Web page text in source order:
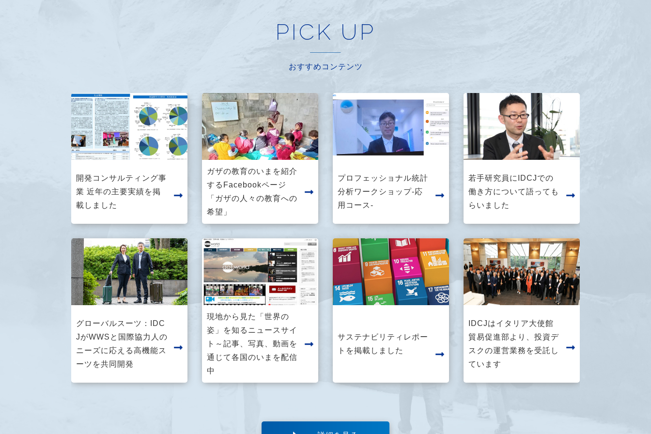
PICK UP
おすすめコンテンツ
開発コンサルティング事
業 近年の主要実績を掲
載しました
ガザの教育のいまを紹介
するFacebookページ
「ガザの人々の教育への
希望」
プロフェッショナル統計
分析ワークショップ-応
用コース-
若手研究員にIDCJでの
働き方について語っても
らいました
グローバルスーツ：IDC
JがWWSと国際協力人の
ニーズに応える高機能ス
ーツを共同開発
現地から見た「世界の
姿」を知るニュースサイ
ト～記事、写真、動画を
通じて各国のいまを配信
中
サステナビリティレポー
トを掲載しました
IDCJはイタリア大使館
貿易促進部より、投資デ
スクの運営業務を受託し
ています